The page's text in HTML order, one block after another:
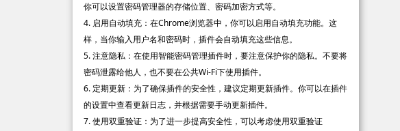
你可以设置密码管理器的存储位置、密码加密方式等。
4. 启用自动填充：在Chrome浏览器中，你可以启用自动填充功能。这
样，当你输入用户名和密码时，插件会自动填充这些信息。
5. 注意隐私：在使用智能密码管理插件时，要注意保护你的隐私。不要将
密码泄露给他人，也不要在公共Wi-Fi下使用插件。
6. 定期更新：为了确保插件的安全性，建议定期更新插件。你可以在插件
的设置中查看更新日志，并根据需要手动更新插件。
7. 使用双重验证：为了进一步提高安全性，可以考虑使用双重验证